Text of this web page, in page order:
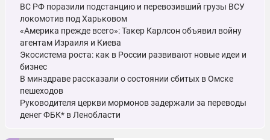
ВС РФ поразили подстанцию и перевозивший грузы ВСУ
локомотив под Харьковом
«Америка прежде всего»: Такер Карлсон объявил войну
агентам Израиля и Киева
Экосистема роста: как в России развивают новые идеи и
бизнес
В минздраве рассказали о состоянии сбитых в Омске
пешеходов
Руководителя церкви мормонов задержали за переводы
денег ФБК* в Ленобласти